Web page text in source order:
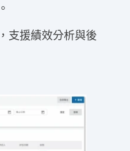
支援績效分析與後